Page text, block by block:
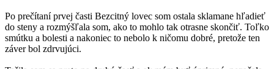
Po prečítaní prvej časti Bezcitný lovec som ostala sklamane hľadieť
do steny a rozmýšľala som, ako to mohlo tak otrasne skončiť. Toľko
smútku a bolesti a nakoniec to nebolo k ničomu dobré, pretože ten
záver bol zdrvujúci.